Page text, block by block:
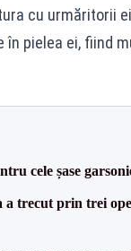
cu urmăritorii
pielea ei, fiind
cele șase
trecut prin trei